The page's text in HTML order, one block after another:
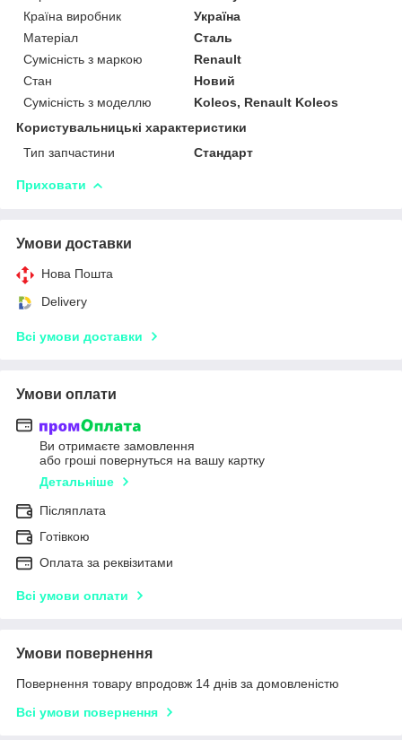
Країна виробник
Україна
Матеріал
Сталь
Сумісність з маркою
Renault
Стан
Новий
Сумісність з моделлю
Koleos, Renault Koleos
Користувальницькі характеристики
Тип запчастини
Стандарт
Приховати
Умови доставки
Нова Пошта
Delivery
Всі умови доставки
Умови оплати
Ви отримаєте замовлення
або гроші повернуться на вашу картку
Детальніше
Післяплата
Готівкою
Оплата за реквізитами
Всі умови оплати
Умови повернення
Повернення товару впродовж 14 днів за домовленістю
Всі умови повернення